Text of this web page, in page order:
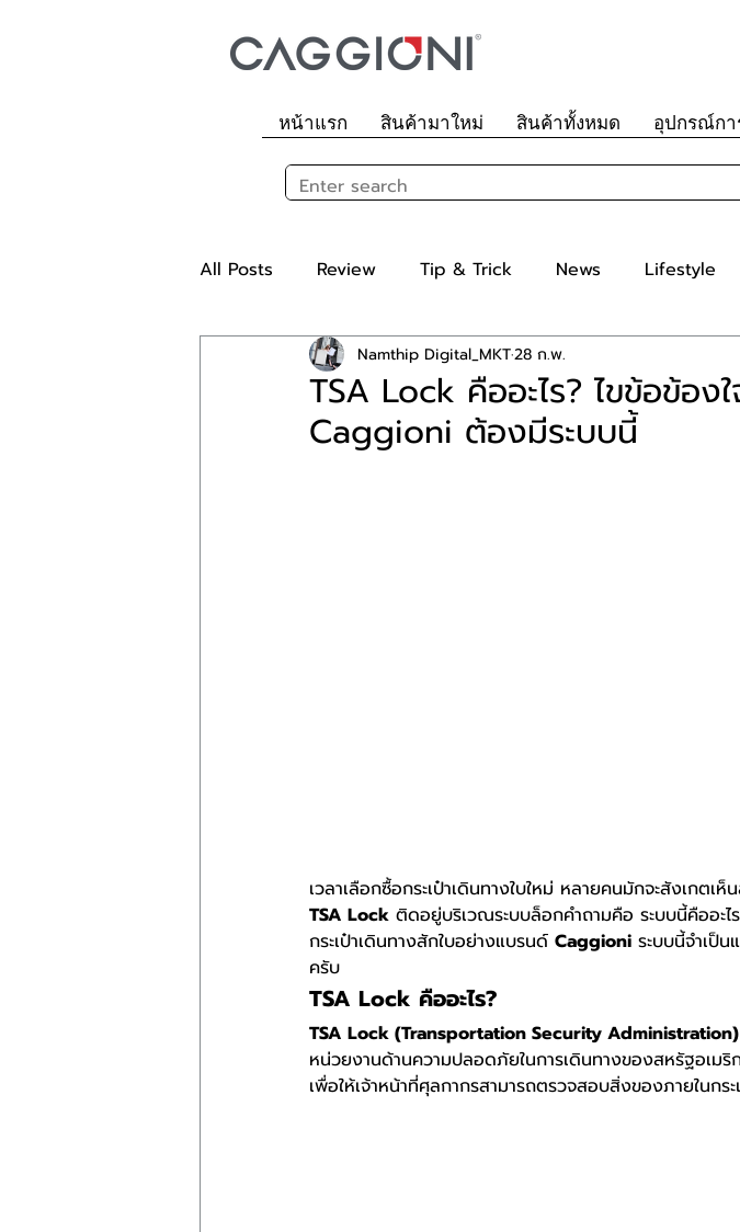
หน้าแรก สินค้ามาใหม่ สินค้าทั้งหมด อุปกรณ์กา
All Posts Review Tip & Trick News Lifestyle
TSA Lock คืออะไร? ไขข้อข้อง
Caggioni ต้องมีระบบนี้
Namthip Digital_MKT28 ก.พ.
เวลาเลือกซื้อกระเป๋าเดินทางใบใหม่ หลายคนมักจะสังเกต
TSA Lock ติดอยู่บริเวณระบบล็อกคำถามคือ ระบบนี้คืออะไ
กระเป๋าเดินทางสักใบอย่างแบรนด์ Caggioni ระบบนี้จำเป็
ครับ
TSA Lock คืออะไร?
TSA Lock (Transportation Security Administration)
หน่วยงานด้านความปลอดภัยในการเดินทางของสหรัฐอเม
เพื่อให้เจ้าหน้าที่ศุลกากรสามารถตรวจสอบสิ่งของภายในกระ